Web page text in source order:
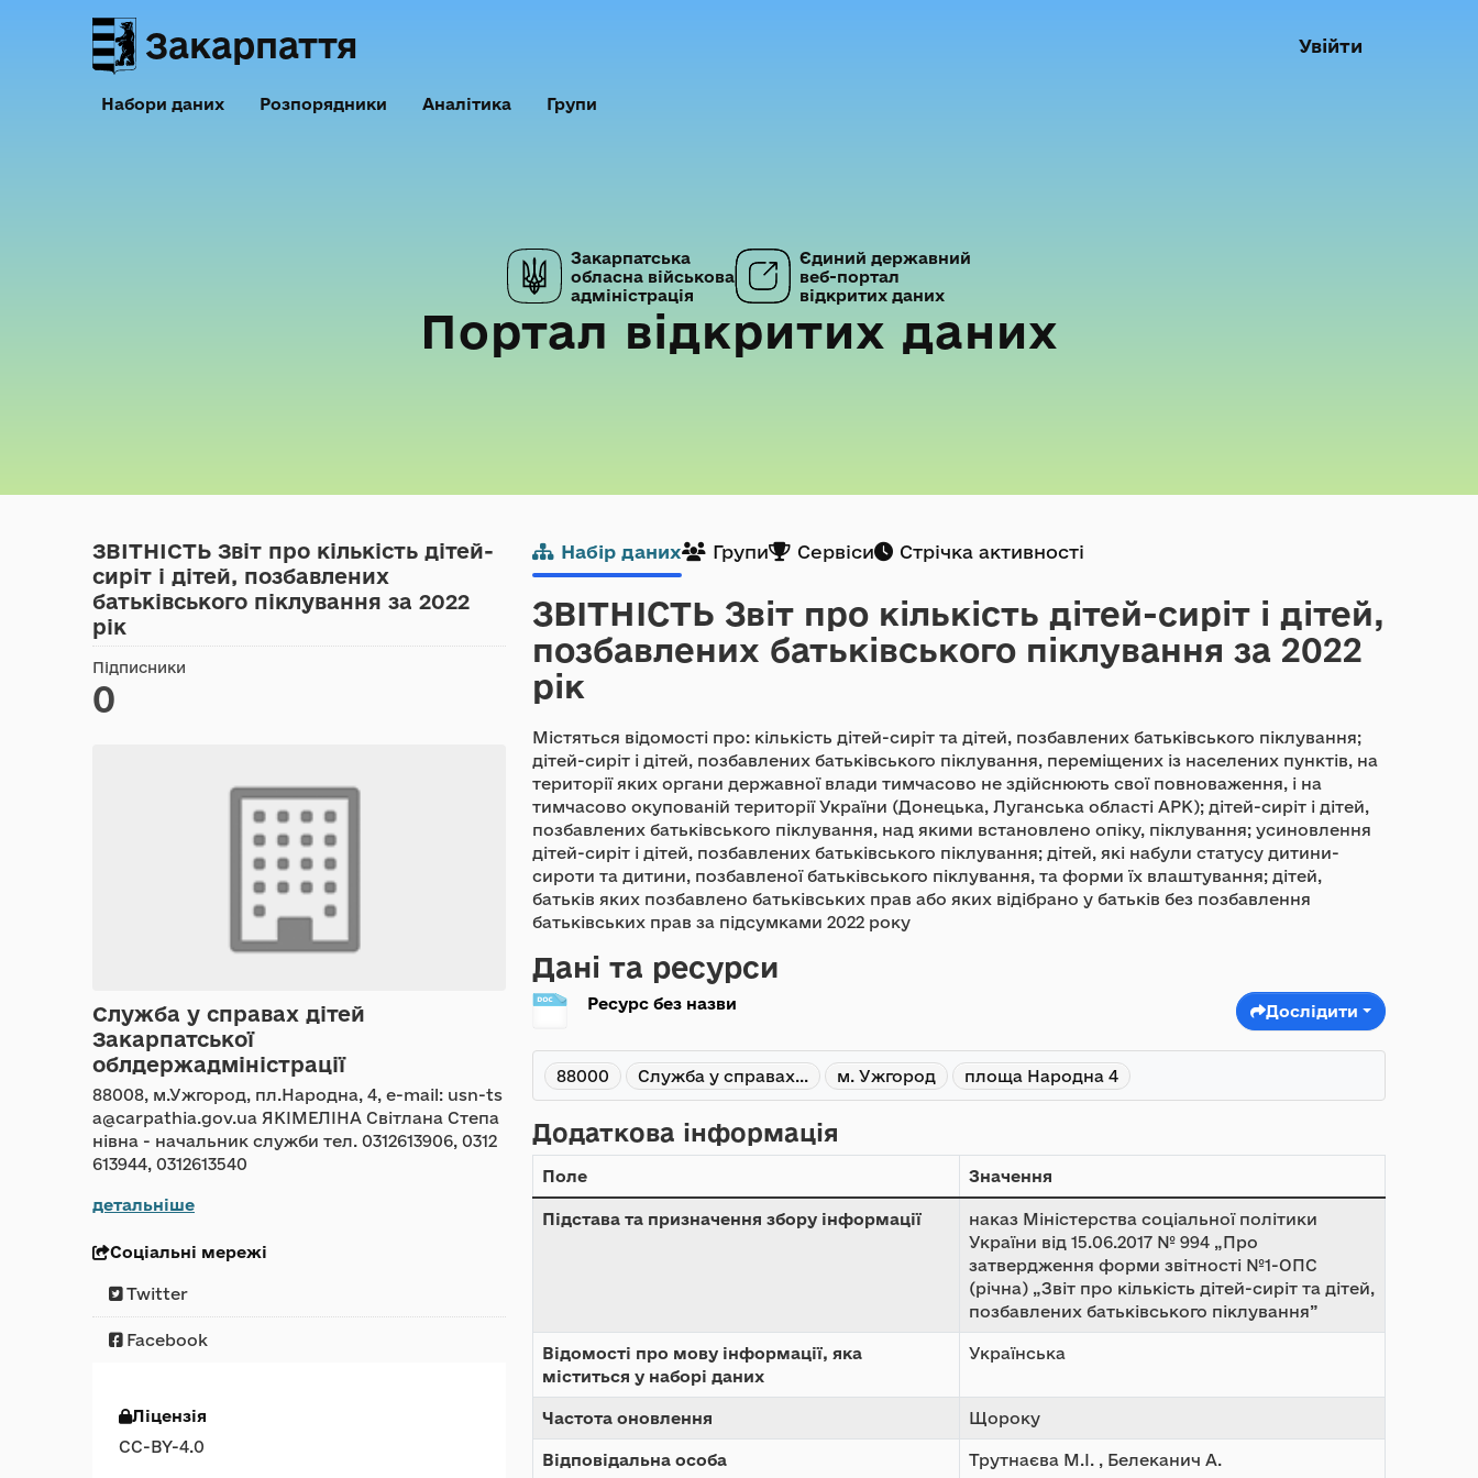
Закарпаття Увійти
Набори даних Розпорядники Аналітика Групи
Закарпатська
обласна військова
адміністрація
Єдиний державний
веб-портал
відкритих даних
Портал відкритих даних
ЗВІТНІСТЬ Звіт про кількість дітей-
сиріт і дітей, позбавлених
батьківського піклування за 2022
рік
Підписники
0
Служба у справах дітей
Закарпатської
облдержадміністрації
88008, м.Ужгород, пл.Народна, 4, e-mail: usn-ts
a@carpathia.gov.ua ЯКІМЕЛІНА Світлана Степа
нівна - начальник служби тел. 0312613906, 0312
613944, 0312613540
детальніше
Соціальні мережі
Twitter
Facebook
Ліцензія
CC-BY-4.0
Набір даних Групи Сервіси Стрічка активності
ЗВІТНІСТЬ Звіт про кількість дітей-сиріт і дітей,
позбавлених батьківського піклування за 2022
рік
Містяться відомості про: кількість дітей-сиріт та дітей, позбавлених батьківського піклування;
дітей-сиріт і дітей, позбавлених батьківського піклування, переміщених із населених пунктів, на
території яких органи державної влади тимчасово не здійснюють свої повноваження, і на
тимчасово окупованій території України (Донецька, Луганська області АРК); дітей-сиріт і дітей,
позбавлених батьківського піклування, над якими встановлено опіку, піклування; усиновлення
дітей-сиріт і дітей, позбавлених батьківського піклування; дітей, які набули статусу дитини-
сироти та дитини, позбавленої батьківського піклування, та форми їх влаштування; дітей,
батьків яких позбавлено батьківських прав або яких відібрано у батьків без позбавлення
батьківських прав за підсумками 2022 року
Дані та ресурси
Ресурс без назви Дослідити
88000 Служба у справах... м. Ужгород площа Народна 4
Додаткова інформація
Поле Значення
Підстава та призначення збору інформації
наказ Міністерства соціальної політики
України від 15.06.2017 № 994 „Про
затвердження форми звітності №1-ОПС
(річна) „Звіт про кількість дітей-сиріт та дітей,
позбавлених батьківського піклування”
Відомості про мову інформації, яка
міститься у наборі даних
Українська
Частота оновлення Щороку
Відповідальна особа Трутнаєва М.І. , Белеканич А.